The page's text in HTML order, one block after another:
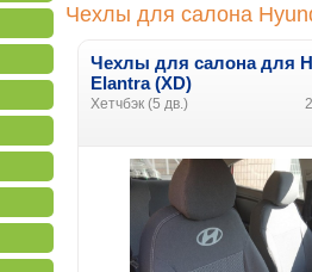
Чехлы для салона
Чехлы для салонадля
Elantra (XD)
Хетчбэк (5 дв.)